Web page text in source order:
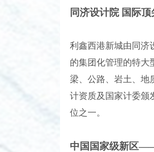
同济设计院 国际
利鑫西港新城由同济
的集团化管理的特大
梁、公路、岩土、地
计资质及国家计委颁
位之一。
中国国家级新区